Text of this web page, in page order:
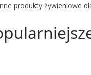
produkty żywieniowe